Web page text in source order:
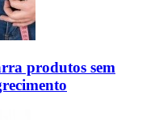
produtos sem